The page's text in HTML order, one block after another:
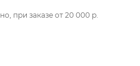
при заказе от 20 000 р.